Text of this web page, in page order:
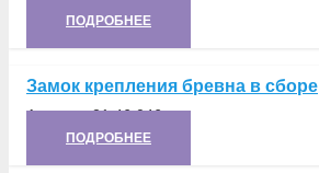
ПОДРОБНЕЕ
Замок крепления бревна в сборе
Артикул:21.46.046
ПОДРОБНЕЕ